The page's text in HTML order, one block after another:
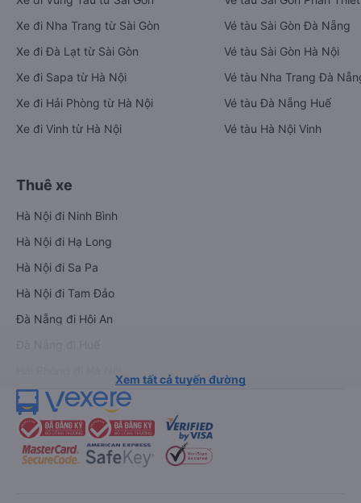
Xe đi Nha Trang từ Sài Gòn
Xe đi Đà Lạt từ Sài Gòn
Xe đi Sapa từ Hà Nội
Xe đi Hải Phòng từ Hà Nội
Xe đi Vinh từ Hà Nội
Vé tàu Sài Gòn Đà Nẵng
Vé tàu Sài Gòn Hà Nội
Vé tàu Nha Trang Đà
Vé tàu Đà Nẵng Huế
Vé tàu Hà Nội Vinh
Thuê xe
Hà Nội đi Ninh Bình
Hà Nội đi Hạ Long
Hà Nội đi Sa Pa
Hà Nội đi Tam Đảo
Đà Nẵng đi Hội An
Xem tất cả tuyến đường